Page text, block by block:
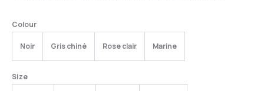
Colour
Noir Gris chiné Rose clair Marine
Size